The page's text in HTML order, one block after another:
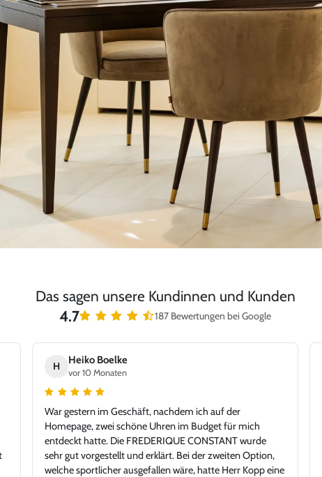
Das sagen unsere Kundinnen und Kunden
4.7 187 Bewertungen bei Google
H
Heiko Boelke
vor 10 Monaten
War gestern im Geschäft, nachdem ich auf der
Homepage, zwei schöne Uhren im Budget für mich
entdeckt hatte. Die FREDERIQUE CONSTANT wurde
sehr gut vorgestellt und erklärt. Bei der zweiten Option,
welche sportlicher ausgefallen wäre, hatte Herr Kopp eine